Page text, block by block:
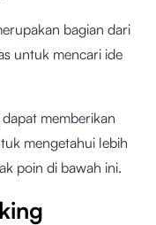
bagian dari
untuk mencari ide
memberikan
mengetahui lebih
poin di bawah ini.